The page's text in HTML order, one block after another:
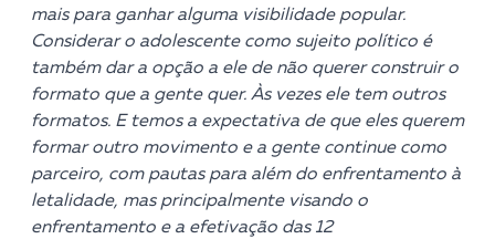
mais para ganhar alguma visibilidade popular.
Considerar o adolescente como sujeito político é
também dar a opção a ele de não querer construir o
formato que a gente quer. Às vezes ele tem outros
formatos. E temos a expectativa de que eles querem
formar outro movimento e a gente continue como
parceiro, com pautas para além do enfrentamento à
letalidade, mas principalmente visando o
enfrentamento e a efetivação das 12